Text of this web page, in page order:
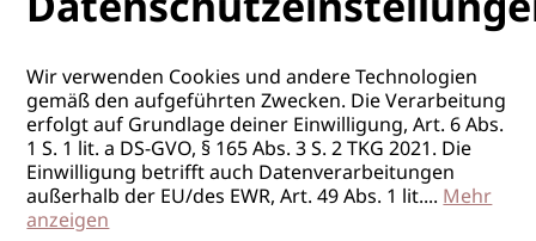
Wir verwenden Cookies und andere Technologien
gemäß den aufgeführten Zwecken. Die Verarbeitung
erfolgt auf Grundlage deiner Einwilligung, Art. 6 Abs.
1 S. 1 lit. a DS-GVO, § 165 Abs. 3 S. 2 TKG 2021. Die
Einwilligung betrifft auch Datenverarbeitungen
außerhalb der EU/des EWR, Art. 49 Abs. 1 lit....Mehr
anzeigen